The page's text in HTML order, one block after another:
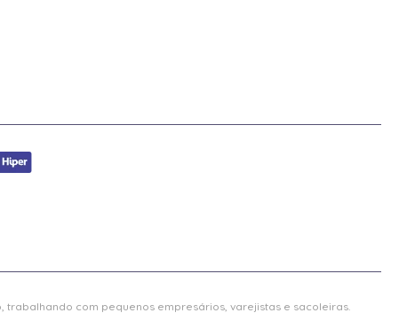
com pequenos empresários, varejistas e sacoleiras.